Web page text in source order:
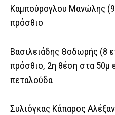
Καμπούρογλου Μανώλης
πρόσθιο
Βασιλειάδης Θοδωρής (8
πρόσθιο, 2η θέση στα 50μ
πεταλούδα
Συλιόγκας Κάπαρος